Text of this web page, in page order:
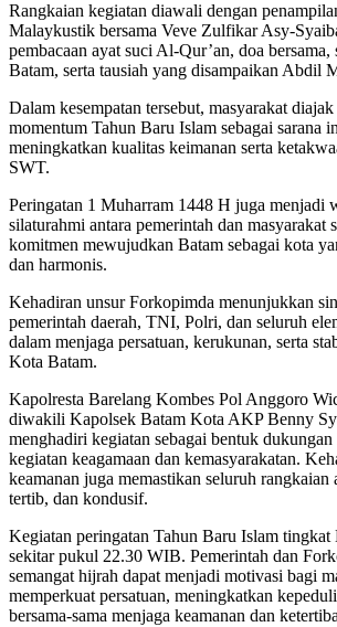
Rangkaian kegiatan diawali dengan
Malaykustik bersama Veve Zulfikar Asy-
pembacaan ayat suci Al-Qur’an, doa
Batam, serta tausiah yang disampaikan Abdil
Dalam kesempatan tersebut, masyarakat
momentum Tahun Baru Islam sebagai sarana
meningkatkan kualitas keimanan serta
SWT.
Peringatan 1 Muharram 1448 H juga menjadi
silaturahmi antara pemerintah dan masyarakat
komitmen mewujudkan Batam sebagai kota
dan harmonis.
Kehadiran unsur Forkopimda menunjukkan
pemerintah daerah, TNI, Polri, dan seluruh
dalam menjaga persatuan, kerukunan, serta
Kota Batam.
Kapolresta Barelang Kombes Pol Anggoro
diwakili Kapolsek Batam Kota AKP Benny
menghadiri kegiatan sebagai bentuk
kegiatan keagamaan dan kemasyarakatan.
keamanan juga memastikan seluruh rangkaian
tertib, dan kondusif.
Kegiatan peringatan Tahun Baru Islam
sekitar pukul 22.30 WIB. Pemerintah dan
semangat hijrah dapat menjadi motivasi bagi
memperkuat persatuan, meningkatkan
bersama-sama menjaga keamanan dan